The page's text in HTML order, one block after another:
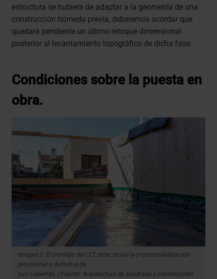
estructura se hubiera de adaptar a la geometría de una
construcción húmeda previa, deberemos acordar que
quedará pendiente un último retoque dimensional
posterior al levantamiento topográfico de dicha fase.
Condiciones sobre la puesta en
obra.
Imagen 2: El montaje del CLT debe incluir la impermeabilización
provisional o definitiva de
sus cubiertas. | Fuente: Arquitectura de Blauhaus y construcción